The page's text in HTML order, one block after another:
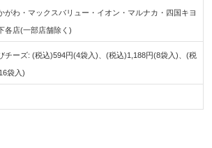
がわ・マックスバリュー・イオン・マルナカ・四国キヨ
各店(一部店舗除く)
チーズ: (税込)594円(4袋入)、(税込)1,188円(8袋入)、(税
袋入)